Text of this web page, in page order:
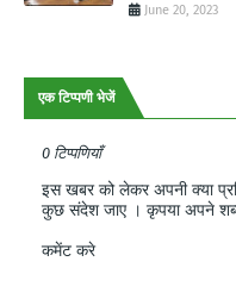
June 20, 2023
एक टिप्पणी भेजें
0 टिप्पणियाँ
इस खबर को लेकर अपनी क्या
कुछ संदेश जाए । कृपया अपने
कमेंट करे